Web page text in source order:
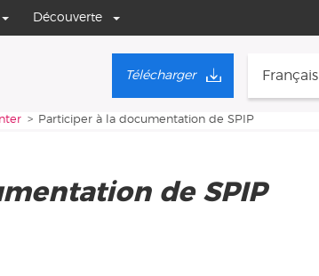
Découverte
Français
Télécharger
Participer à la documentation de SPIP
de SPIP